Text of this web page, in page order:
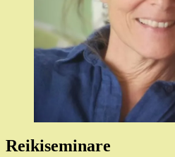
Reikiseminare